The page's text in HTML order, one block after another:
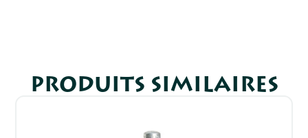
PRODUITS SIMILAIRES